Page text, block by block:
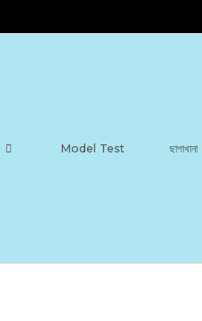
Model Test ছাপাখানা